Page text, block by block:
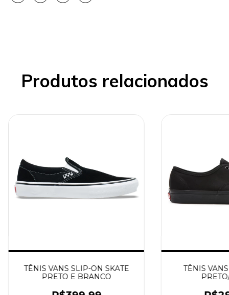
Produtos relacionados
TÊNIS VANS SLIP-ON SKATE
PRETO E BRANCO
TÊNIS